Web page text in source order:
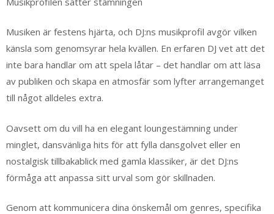
Musiken är festens hjärta, och DJ:ns musikprofil avgör vilken
känsla som genomsyrar hela kvällen. En erfaren DJ vet att det
inte bara handlar om att spela låtar – det handlar om att läsa
av publiken och skapa en atmosfär som lyfter arrangemanget
till något alldeles extra.
Oavsett om du vill ha en elegant loungestämning under
minglet, dansvänliga hits för att fylla dansgolvet eller en
nostalgisk tillbakablick med gamla klassiker, är det DJ:ns
förmåga att anpassa sitt urval som gör skillnaden.
Genom att kommunicera dina önskemål om genres, specifika